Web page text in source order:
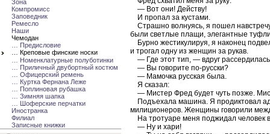
Зона
Компромисс
Заповедник
Ремесло
Наши
Чемодан
… Предисловие
… Креповые финские носки
… Номенклатурные полуботинки
… Приличный двубортный костюм
… Офицерский ремень
… Куртка Фернана Леже
… Поплиновая рубашка
… Зимняя шапка
… Шоферские перчатки
Иностранка
Филиал
Записные книжки
— Вот они! Действу!
И пропал за кустами.
Страшно волнуясь, я пошел
были светлые плащи, элегантные
Бурно жестикулируя, я наконец
и трогал одну из женщин за рукав.
— Где этот тип, — вдруг
— Вы говорите по-русски?
— Мамочка русская была.
Я сказал:
— Мистер Фред будет чуть позже.
Подъехала машина. Я продиктовал
милиционеров. Женщины говорили
На тротуаре меня поджидал человек
— Ну и хари!